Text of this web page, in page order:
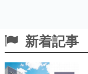
新着記事